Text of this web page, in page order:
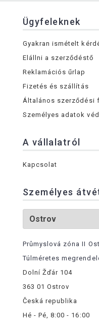
Ügyfeleknek
Gyakran ismételt
Elállni a szerződéstő
Reklamációs űrlap
Fizetés és szállítás
Általános szerződési
Személyes adatok
A vállalatról
Kapcsolat
Személyes
Průmyslová zóna II
Túlméretes
Dolní Žďár 104
363 01 Ostrov
Česká republika
Hé - Pé, 8:00 - 16:00